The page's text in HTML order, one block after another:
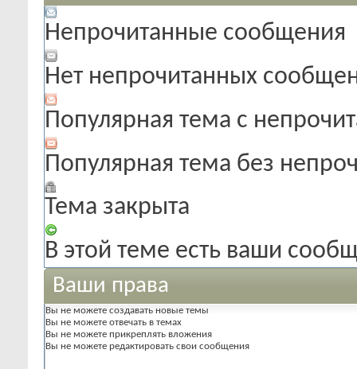
Непрочитанные сообщения
Нет непрочитанных
Популярная тема с
Популярная тема без
Тема закрыта
В этой теме есть ваши
Ваши права
Вы не можете создавать новые темы
Вы не можете отвечать в темах
Вы не можете прикреплять вложения
Вы не можете редактировать свои сообщения